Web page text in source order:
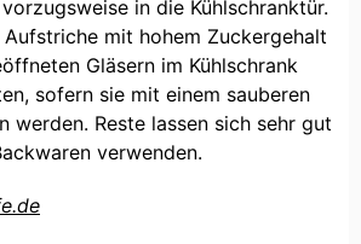
in die Kühlschranktür.
mit hohem Zuckergehalt
Gläsern im Kühlschrank
sofern sie mit einem sauberen
werden. Reste lassen sich sehr gut
verwenden.